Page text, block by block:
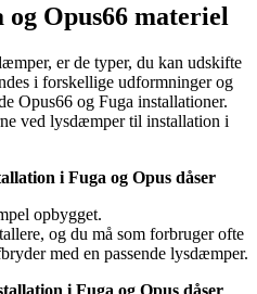
Opus66 materiel
er de typer, du kan udskifte
i forskellige udformninger og
Opus66 og Fuga installationer.
ved lysdæmper til installation i
i Fuga og Opus dåser
opbygget.
og du må som forbruger ofte
med en passende lysdæmper.
i Fuga og Opus dåser